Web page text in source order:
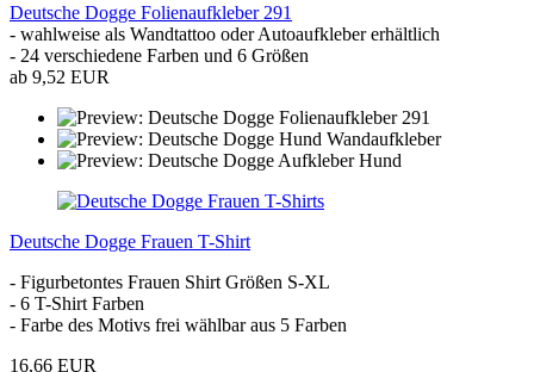
Deutsche Dogge Folienaufkleber 291
- wahlweise als Wandtattoo oder Autoaufkleber erhältlich
- 24 verschiedene Farben und 6 Größen
ab 9,52 EUR
Deutsche Dogge Frauen T-Shirt
- Figurbetontes Frauen Shirt Größen S-XL
- 6 T-Shirt Farben
- Farbe des Motivs frei wählbar aus 5 Farben
16,66 EUR